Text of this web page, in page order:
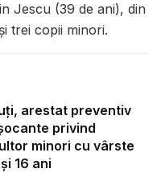
Jescu (39 de ani), din
trei copii minori.
arestat preventiv
privind
minori cu vârste
16 ani